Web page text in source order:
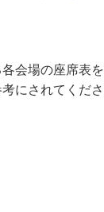
会場の座席表
にされてくださ